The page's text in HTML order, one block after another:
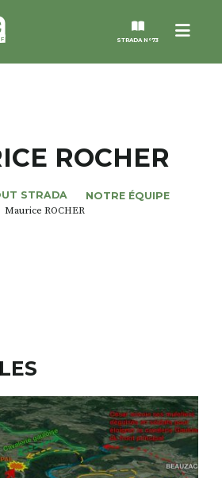
Menu
STRADA N°73
S'ABONNER
À LA NEWSLETTER
INSTAGRAM
LINKEDINYOUTUBE
ROCHER
STRADA
NOTRE ÉQUIPE
Maurice ROCHER